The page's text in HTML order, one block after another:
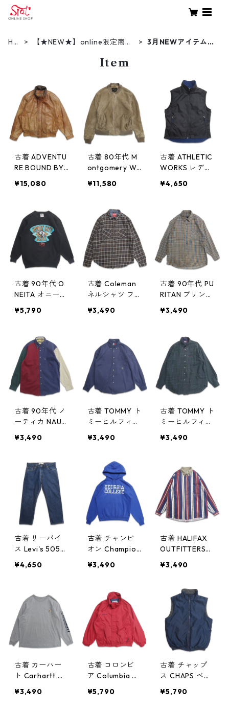
HO
【★NEW★】online限定商品
3月NEWアイテム
Item
古着 ADVENTU
RE BOUND BY
sulate 3M 着脱
レザージャケッ
ト ブルゾン 表
記：L gd4051
78n w50331
¥15,080
古着 80年代 M
ontgomery Wa
ーワード スウ
ジャケット 表
記：40 gd40
5177n w50331
¥11,580
古着 ATHLETIC
WORKS レディ
フリース リバ
ト 表記：レデ
ィース 1X（16
W） gd40517
5n w50331
¥4,650
古着 90年代 O
NEITA オニータ
ット トレーナ
記：M（38-4
0） gd40517
4n w50331
¥5,790
古着 Coleman
ネルシャツ フ
シャツ チェッ
d405171n w50
331
¥3,490
古着 90年代 PU
RITAN プリント
袖シャツ 表
170n w50331
¥3,490
古着 90年代 ノ
ーティカ NAUTI
ンシャツ 長袖
カラー 表記：S
gd405168n
w50331
¥3,490
古着 TOMMY ト
ミーヒルフィガ
ンシャツ 長袖
イント ネイビ
ー 表記：-- g
d405167n w50
331
¥3,490
古着 TOMMY ト
ミーヒルフィガ
ンシャツ 長袖
イント チェッ
ク グリーン系
表記：M gd4
05166n w5033
1
¥3,490
古着 リーバイ
ス Levi's 505
ジーンズ ジー
65n w50331
¥4,650
古着 チャンピ
オン Champion
ントスウェット
ーナー ブルー
系 表記：M g
d405158n w50
330
¥3,490
古着 HALIFAX
OUTFITTERS
ツ ボタンダウ
シャツ 表記：X
L gd405155n
w50330
¥3,490
古着 カーハー
ト Carhartt 袖
グスリーブTシ
¥3,490
古着 コロンビ
ア Columbia ナ
ト マウンテン
¥5,790
古着 チャップ
ス CHAPS ベス
ス ネイビー 表
¥5,790